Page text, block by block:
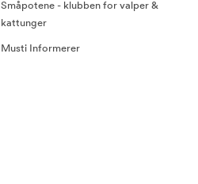
Småpotene - klubben for valper &
kattunger
Musti Informerer